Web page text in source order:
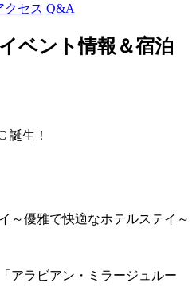
クセス Q&A
イベント情報＆宿泊
誕生！
～優雅で快適なホテルステイ～
アラビアン・ミラージュルー